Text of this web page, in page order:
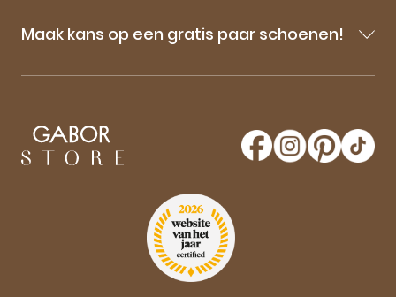
Maak kans op een gratis paar schoenen!
Blijf op de hoogte van onze sale-aankondigingen,
maak kans op een gratis paar Gabor schoenen!
Aanmelden